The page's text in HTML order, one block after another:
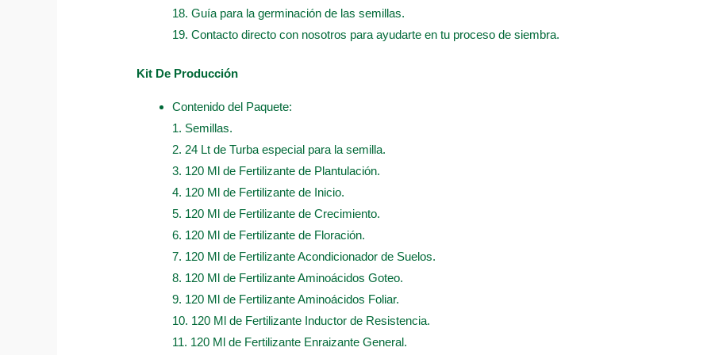
18. Guía para la germinación de las semillas.
19. Contacto directo con nosotros para ayudarte en tu proceso de siembra.
Kit De Producción
Contenido del Paquete:
1. Semillas.
2. 24 Lt de Turba especial para la semilla.
3. 120 Ml de Fertilizante de Plantulación.
4. 120 Ml de Fertilizante de Inicio.
5. 120 Ml de Fertilizante de Crecimiento.
6. 120 Ml de Fertilizante de Floración.
7. 120 Ml de Fertilizante Acondicionador de Suelos.
8. 120 Ml de Fertilizante Aminoácidos Goteo.
9. 120 Ml de Fertilizante Aminoácidos Foliar.
10. 120 Ml de Fertilizante Inductor de Resistencia.
11. 120 Ml de Fertilizante Enraizante General.